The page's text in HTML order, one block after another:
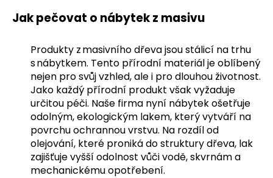
Jak pečovat o nábytek z masivu
Produkty z masivního dřeva jsou stálicí na trhu
s nábytkem. Tento přírodní materiál je oblíbený
nejen pro svůj vzhled, ale i pro dlouhou životnost.
Jako každý přírodní produkt však vyžaduje
určitou péči. Naše firma nyní nábytek ošetřuje
odolným, ekologickým lakem, který vytváří na
povrchu ochrannou vrstvu. Na rozdíl od
olejování, které proniká do struktury dřeva, lak
zajišťuje vyšší odolnost vůči vodě, skvrnám a
mechanickému opotřebení.
b
u